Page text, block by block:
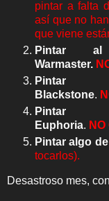
pintar a falta
así que no
que viene
Pintar
Warmaster.
Pintar
Blackstone.
Euphoria. NO
Pintar algo
tocarlos).
Desastroso mes,